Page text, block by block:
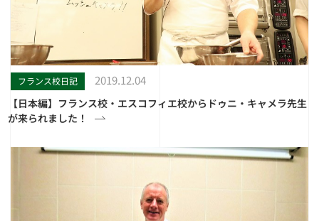
フランス校日記 2019.12.04
【日本編】フランス校・エスコフィエ校からドゥニ・キャメラ先生
が来られました！